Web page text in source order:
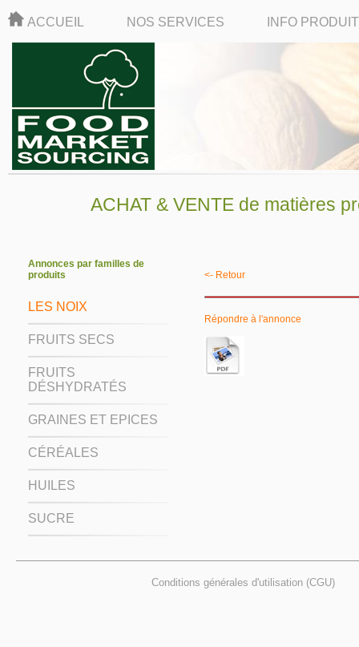
ACCUEIL NOS SERVICES INFO
ACHAT & VENTE de matières
Annonces par familles de
produits
LES NOIX
FRUITS SECS
FRUITS
DÉSHYDRATÉS
GRAINES ET EPICES
CÉRÉALES
HUILES
SUCRE
<- Retour
Répondre à l'annonce
Conditions générales d'utilisation (CGU)